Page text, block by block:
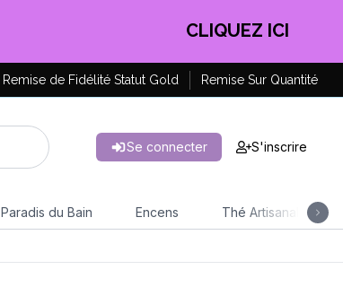
EN PROFITER !
Remise de Fidélité Statut Gold Remise Sur Quantité
Se connecter S'inscrire
Paradis du Bain Encens Thé Artisanal